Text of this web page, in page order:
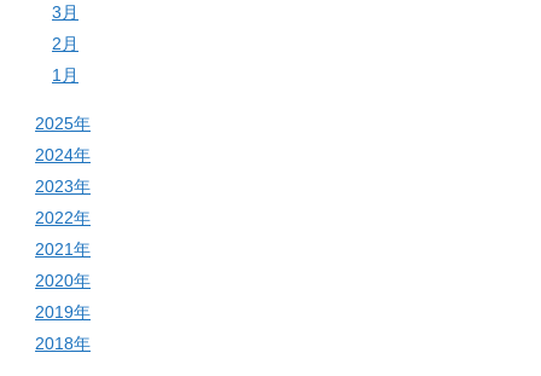
3月
2月
1月
2025年
2024年
2023年
2022年
2021年
2020年
2019年
2018年